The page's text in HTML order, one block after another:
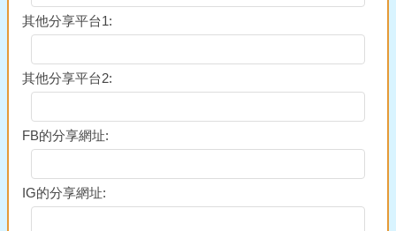
其他分享平台1:
其他分享平台2:
FB的分享網址:
IG的分享網址: